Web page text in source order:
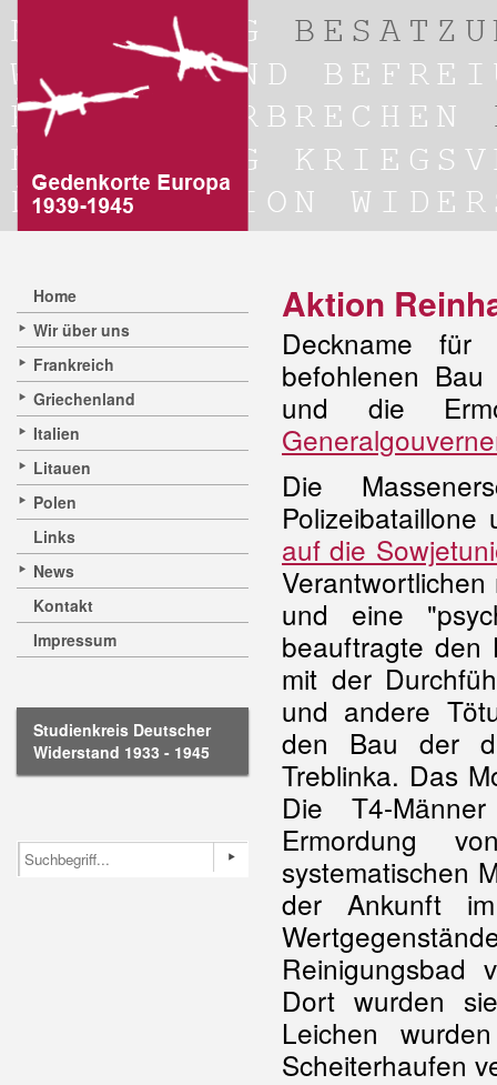
Home
Wir über uns
Frankreich
Griechenland
Italien
Litauen
Polen
Links
News
Kontakt
Impressum
Studienkreis Deutscher
Widerstand 1933 - 1945
Aktion
Deckname für
befohlenen
und die
Die
auf die
und eine
beauftragte den
mit der
und andere
den Bau der
Treblinka. Das
Die T4-
Ermordung
systematischen
der Ankunft
Reinigungsbad
Dort wurden
Leichen
Scheiterhaufen